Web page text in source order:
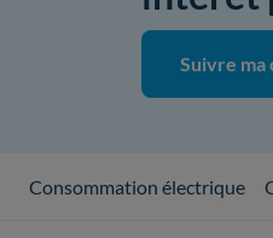
Suivre ma
Consommation électrique